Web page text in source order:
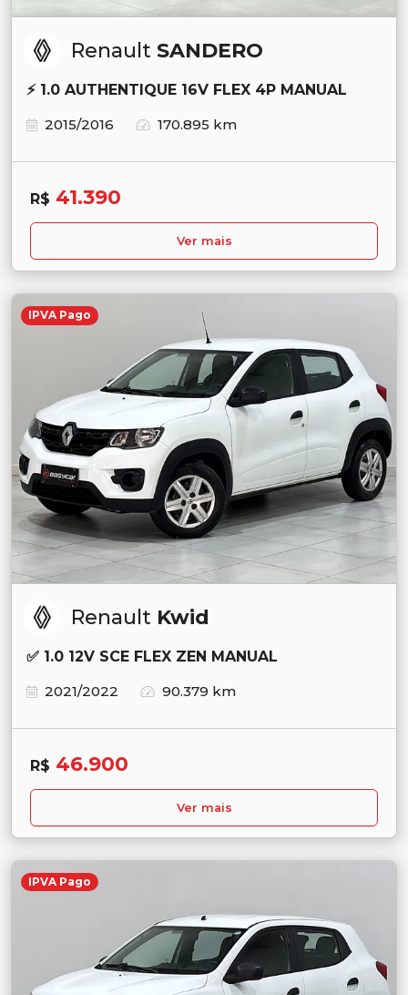
Renault SANDERO
⚡ 1.0 AUTHENTIQUE 16V FLEX 4P MANUAL
2015/2016
170.895 km
R$ 41.390
Ver mais
IPVA Pago
Renault Kwid
✅ 1.0 12V SCE FLEX ZEN MANUAL
2021/2022
90.379 km
R$ 46.900
Ver mais
IPVA Pago